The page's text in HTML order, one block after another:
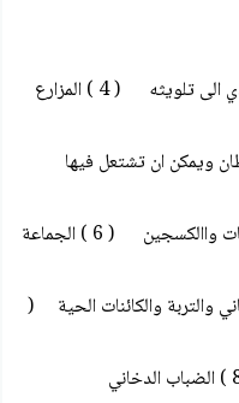
3 / المواد المؤثرة في النظام البيئي وتؤدي الى تلويثه ( 4 ) المزارع
ويمكن ان تشتعل فيها
8 / تفاعل ضوء الشمس مع عوادم المركبات واالكسجين ( 6 ) الجماعة
والتربة والكائنات الحية (